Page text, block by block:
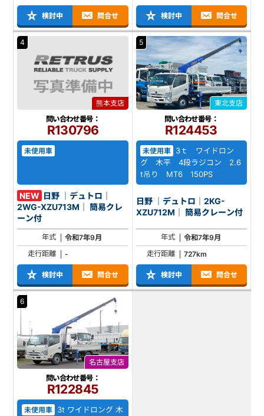
検討中 問合せ 検討中 問合せ
4
熊本支店
問い合わせ番号：
R130796
未使用車
NEW 日野 ｜デュトロ｜
2WG-XZU713M｜ 簡易クレ
ーン付
年式
令和7年9月
走行距離
-
検討中 問合せ
5
東北支店
問い合わせ番号：
R124453
未使用車 3ｔ ワイドロン
グ 木平 4段ラジコン 2.6
t吊り MT6 150PS
日野 ｜デュトロ｜2KG-
XZU712M｜ 簡易クレーン付
年式
令和7年9月
走行距離
727km
検討中 問合せ
6
名古屋支店
問い合わせ番号：
R122845
未使用車
3t ワイドロング 木